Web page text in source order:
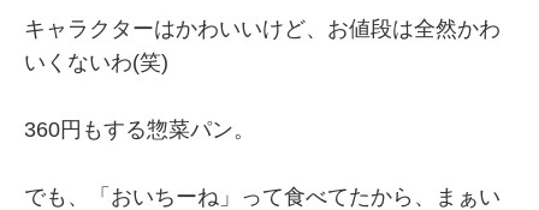
キャラクターはかわいいけど、お値段は全然かわ
いくないわ(笑)
360円もする惣菜パン。
でも、「おいちーね」って食べてたから、まぁい